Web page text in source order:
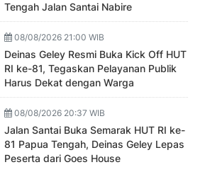
Tengah Jalan Santai Nabire
08/08/2026 21:00 WIB
Deinas Geley Resmi Buka Kick Off HUT
RI ke-81, Tegaskan Pelayanan Publik
Harus Dekat dengan Warga
08/08/2026 20:37 WIB
Jalan Santai Buka Semarak HUT RI ke-
81 Papua Tengah, Deinas Geley Lepas
Peserta dari Goes House